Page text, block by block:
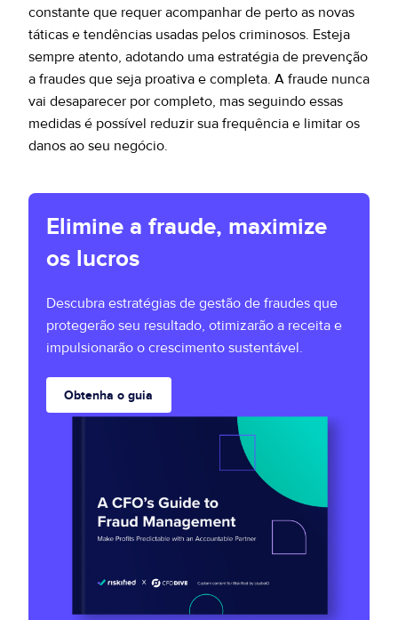
constante que requer acompanhar de perto as novas
táticas e tendências usadas pelos criminosos. Esteja
sempre atento, adotando uma estratégia de prevenção
a fraudes que seja proativa e completa. A fraude nunca
vai desaparecer por completo, mas seguindo essas
medidas é possível reduzir sua frequência e limitar os
danos ao seu negócio.
Elimine a fraude, maximize
os lucros
Descubra estratégias de gestão de fraudes que
protegerão seu resultado, otimizarão a receita e
impulsionarão o crescimento sustentável.
Obtenha o guia